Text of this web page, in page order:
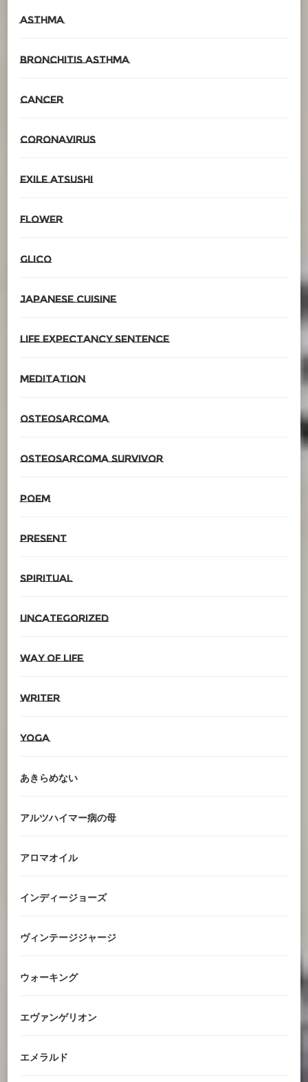
asthma
Bronchitis asthma
cancer
CORONAvirus
EXILE ATSUSHI
Flower
glico
Japanese cuisine
Life expectancy sentence
meditation
Osteosarcoma
Osteosarcoma survivor
poem
present
spiritual
Uncategorized
Way of life
writer
YOGA
あきらめない
アルツハイマー病の母
アロマオイル
インディージョーズ
ヴィンテージジャージ
ウォーキング
エヴァンゲリオン
エメラルド